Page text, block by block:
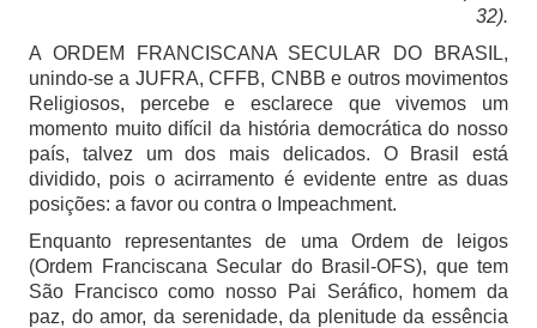
32).
A ORDEM FRANCISCANA SECULAR DO BRASIL,
unindo-se a JUFRA, CFFB, CNBB e outros movimentos
Religiosos, percebe e esclarece que vivemos um
momento muito difícil da história democrática do nosso
país, talvez um dos mais delicados. O Brasil está
dividido, pois o acirramento é evidente entre as duas
posições: a favor ou contra o Impeachment.
Enquanto representantes de uma Ordem de leigos
(Ordem Franciscana Secular do Brasil-OFS), que tem
São Francisco como nosso Pai Seráfico, homem da
paz, do amor, da serenidade, da plenitude da essência